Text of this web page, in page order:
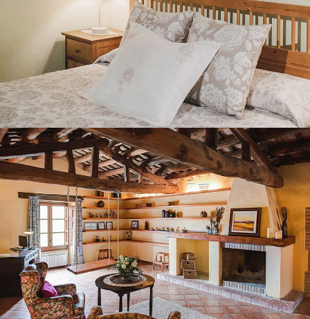
SECOND FLOOR LOUNGE
BEDROOM 6